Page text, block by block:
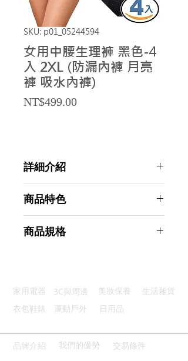
SKU: p01_05244594
女用中腰生理褲 黑色-4
入 2XL (防漏內褲 月亮
褲 吸水內褲)
NT$499.00Price
詳細介紹
商品特色
防漏保護：高度防漏全面防護效果
商品規格
主要材質：棉
商品尺寸：40*30.5*0.3cm
產地名稱：中國大陸
代理商：亞桓有限公司
家用電器 3C與周邊 美妝保養
生活雜貨
衣包鞋錶
運動戶外 日用品
品牌介紹 我們的優勢 交易條件